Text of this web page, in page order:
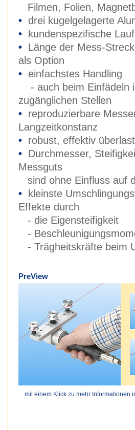
Filmen, Folien,
• drei kugelgelagerte
•
kundenspezifische
• Länge der Mess-
als Option
• einfachstes Handling
- auch beim Einfädeln
zugänglichen Stellen
• reproduzierbare
Langzeitkonstanz
• robust, effektiv
• Durchmesser,
Messguts
sind ohne Einfluss auf
•
kleinste
Effekte durch
- die Eigensteifigkeit
-
- Trägheitskräfte beim
PreView
... mit einem Klick zu mehr Informationen